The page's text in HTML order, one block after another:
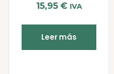
15,95 € IVA
Leer más